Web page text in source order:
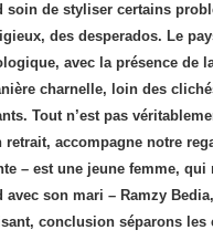
de styliser certains
des desperados. Le
avec la présence de
charnelle, loin des
Tout n’est pas
accompagne notre
– est une jeune femme,
son mari – Ramzy
conclusion séparons les